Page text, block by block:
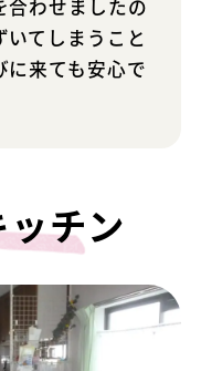
合わせましたの
てしまうこと
に来ても安心で
チン